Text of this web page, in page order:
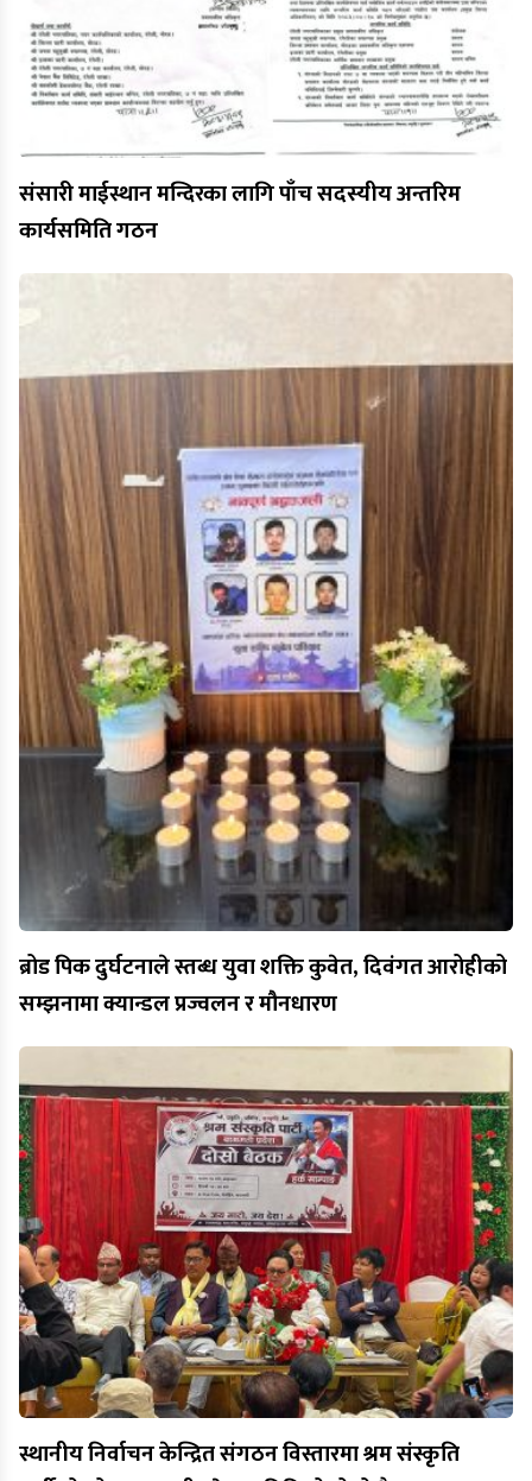
संसारी माईस्थान मन्दिरका लागि पाँच सदस्यीय अन्तरिम
कार्यसमिति गठन
ब्रोड पिक दुर्घटनाले स्तब्ध युवा शक्ति कुवेत, दिवंगत आरोहीको
सम्झनामा क्यान्डल प्रज्वलन र मौनधारण
स्थानीय निर्वाचन केन्द्रित संगठन विस्तारमा श्रम संस्कृति